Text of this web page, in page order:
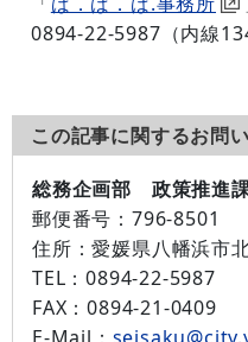
0894-22-5987（内線
この記事に関するお問
総務企画部 政策推進
郵便番号： 796-8501
住所：愛媛県八幡浜市
TEL：0894-22-5987
FAX：0894-21-0409